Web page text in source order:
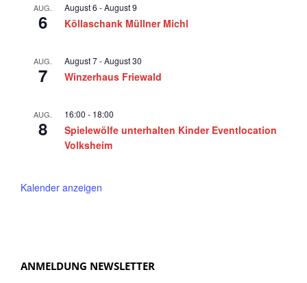
AUG.
6
August 6 -August 9
Köllaschank Müllner Michl
AUG.
7
August 7-August 30
Winzerhaus Friewald
AUG.
8
16:00 - 18:00
Spielewölfe unterhalten Kinder Eventlocation
Volksheim
Kalender anzeigen
ANMELDUNG NEWSLETTER